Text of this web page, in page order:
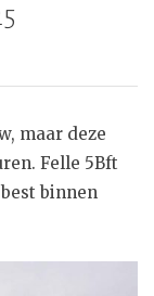
maar deze
Felle 5Bft
binnen